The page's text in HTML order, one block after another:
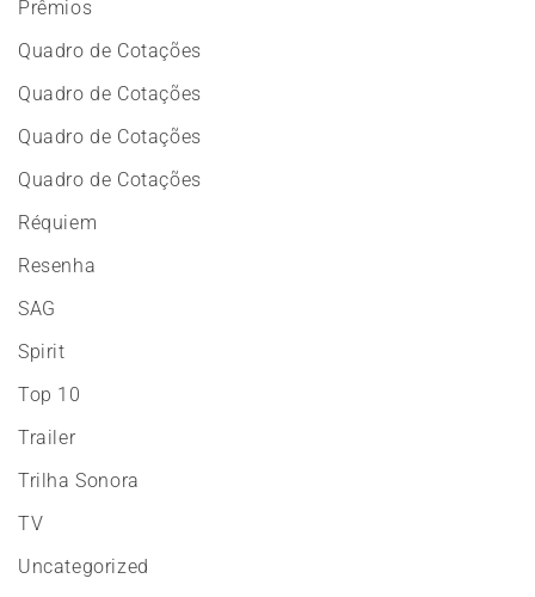
Prêmios
Quadro de Cotações
Quadro de Cotações
Quadro de Cotações
Quadro de Cotações
Réquiem
Resenha
SAG
Spirit
Top 10
Trailer
Trilha Sonora
TV
Uncategorized